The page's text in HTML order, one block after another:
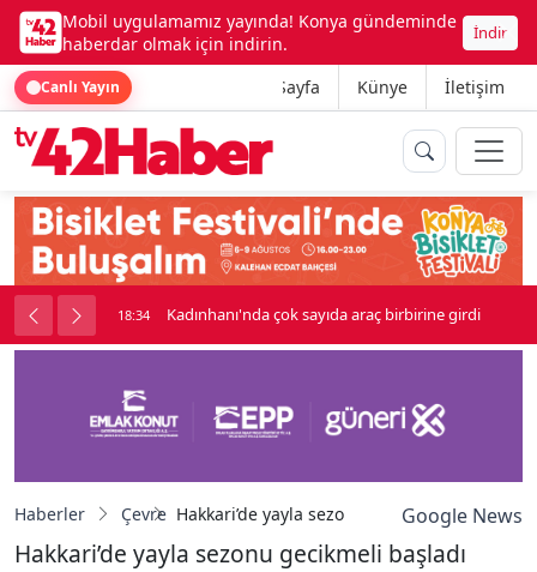
Mobil uygulamamız yayında! Konya gündeminde
haberdar olmak için indirin.
İndir
Canlı Yayın Ana Sayfa Künye İletişim
soygun 18:34 Kadınhanı'nda çok sayıda araç birbirine girdi
Haberler Çevre Hakkari’de yayla sezonu gecikmeli başladı
Google News
Hakkari’de yayla sezonu gecikmeli başladı